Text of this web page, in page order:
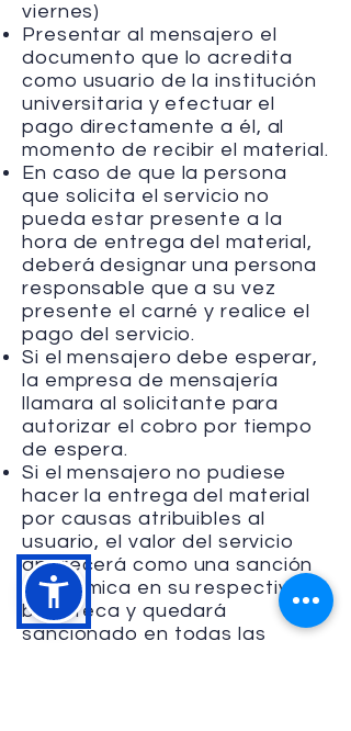
viernes)
Presentar al mensajero el
documento que lo acredita
como usuario de la institución
universitaria y efectuar el
pago directamente a él, al
momento de recibir el material.
En caso de que la persona
que solicita el servicio no
pueda estar presente a la
hora de entrega del material,
deberá designar una persona
responsable que a su vez
presente el carné y realice el
pago del servicio.
Si el mensajero debe esperar,
la empresa de mensajería
llamara al solicitante para
autorizar el cobro por tiempo
de espera.
Si el mensajero no pudiese
hacer la entrega del material
por causas atribuibles al
usuario, el valor del servicio
aparecerá como una sanción
económica en su respectiva
biblioteca y quedará
sancionado en todas las